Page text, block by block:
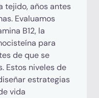
tejido, años antes
Evaluamos
B12, la
para
de que se
Estos niveles de
estrategias
vida